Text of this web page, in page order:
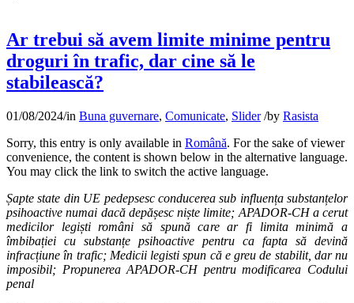
Ar trebui să avem limite minime pentru
droguri în trafic, dar cine să le
stabilească?
01/08/2024/in Buna guvernare, Comunicate, Slider /by Rasista
Sorry, this entry is only available in Română. For the sake of viewer
convenience, the content is shown below in the alternative language.
You may click the link to switch the active language.
Șapte state din UE pedepsesc conducerea sub influența substanțelor
psihoactive numai dacă depășesc niște limite; APADOR-CH a cerut
medicilor legiști români să spună care ar fi limita minimă a
îmbibației cu substanțe psihoactive pentru ca fapta să devină
infracțiune în trafic; Medicii legisti spun că e greu de stabilit, dar nu
imposibil; Propunerea APADOR-CH pentru modificarea Codului
penal